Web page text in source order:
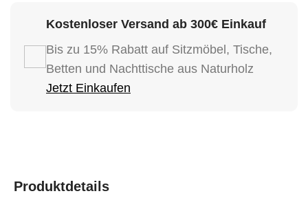
Kostenloser Versand ab 300€ Einkauf
Bis zu 15% Rabatt auf Sitzmöbel, Tische,
Betten und Nachttische aus Naturholz
Jetzt Einkaufen
Produktdetails